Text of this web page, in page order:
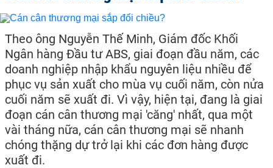
Theo ông Nguyễn Thế Minh, Giám đốc Khối
Ngân hàng Đầu tư ABS, giai đoạn đầu năm, các
doanh nghiệp nhập khẩu nguyên liệu nhiều để
phục vụ sản xuất cho mùa vụ cuối năm, còn nửa
cuối năm sẽ xuất đi. Vì vậy, hiện tại, đang là giai
đoạn cán cân thương mại 'căng' nhất, qua một
vài tháng nữa, cán cân thương mại sẽ nhanh
chóng thặng dự trở lại khi các đơn hàng được
xuất đi.